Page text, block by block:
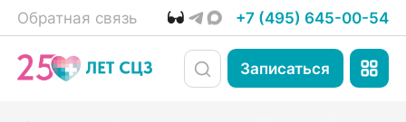
Обратная связь +7 (495) 645-00-54
Записаться